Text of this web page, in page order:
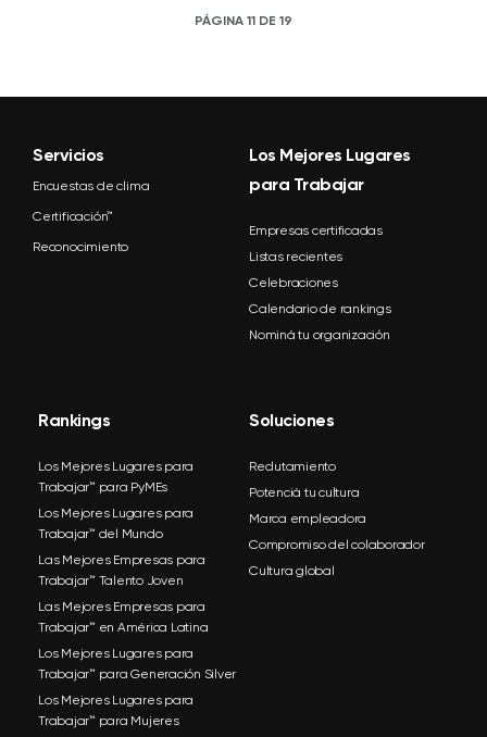
PÁGINA 11 DE 19
Servicios
Encuestas de clima
Certificación™
Reconocimiento
Los Mejores Lugares
para Trabajar
Empresas certificadas
Listas recientes
Celebraciones
Calendario de rankings
Nominá tu organización
Rankings
Los Mejores Lugares para
Trabajar™ para PyMEs
Los Mejores Lugares para
Trabajar™ del Mundo
Las Mejores Empresas para
Trabajar™ Talento Joven
Las Mejores Empresas para
Trabajar™ en América Latina
Los Mejores Lugares para
Trabajar™ para Generación Silver
Los Mejores Lugares para
Trabajar™ para Mujeres
Soluciones
Reclutamiento
Potenciá tu cultura
Marca empleadora
Compromiso del colaborador
Cultura global